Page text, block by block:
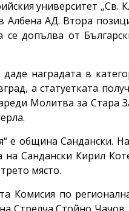
университет „Св.
АД. Втора
се допълва от
наградата в
а статуетката
Молитва за Стара
е община Сандански.
на Сандански Кирил
място.
Комисия по